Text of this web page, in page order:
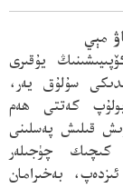
مېي
يۇقىرى
سۇلۇق يەر،
كەتتى ھەم
قىلىش پەسلىنى
كىچىك چۈجىلەر
ئىزدەپ، بەخىرامان